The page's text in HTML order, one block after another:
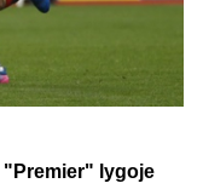
"Premier" lygoje